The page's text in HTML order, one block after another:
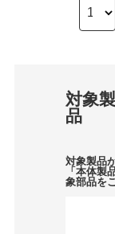
対象製
品
対象製品
「本体製
象部品を